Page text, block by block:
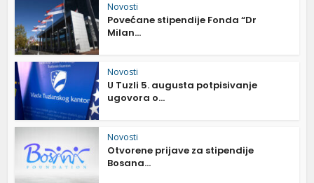
Novosti
Povećane stipendije Fonda “Dr
Milan...
Novosti
U Tuzli 5. augusta potpisivanje
ugovora o...
Novosti
Otvorene prijave za stipendije
Bosana...